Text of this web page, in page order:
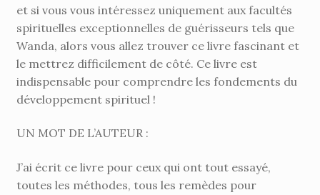
et si vous vous intéressez uniquement aux facultés
spirituelles exceptionnelles de guérisseurs tels que
Wanda, alors vous allez trouver ce livre fascinant et
le mettrez difficilement de côté. Ce livre est
indispensable pour comprendre les fondements du
développement spirituel !
UN MOT DE L’AUTEUR :
J’ai écrit ce livre pour ceux qui ont tout essayé,
toutes les méthodes, tous les remèdes pour